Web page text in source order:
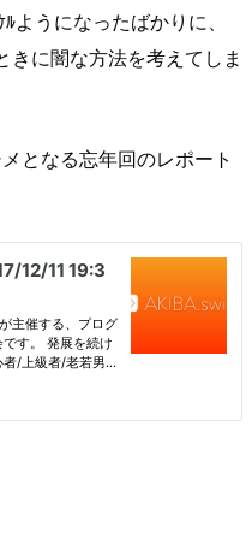
ようになったばかりに、
に闇な方法を考えてしま
となる忘年回のレポート